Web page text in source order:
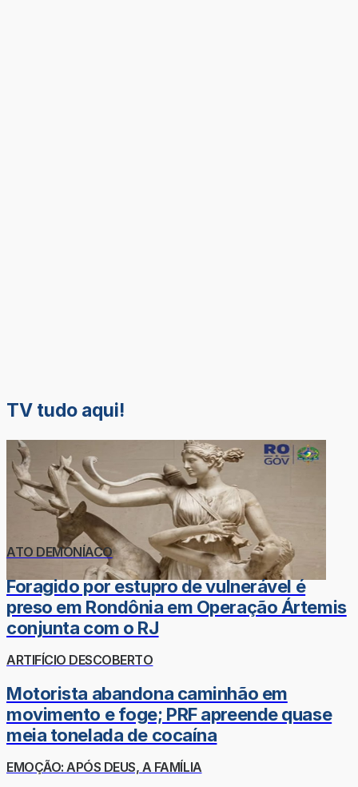
TV tudo aqui!
ATO DEMONÍACO
Foragido por estupro de vulnerável é
preso em Rondônia em Operação Ártemis
conjunta com o RJ
ARTIFÍCIO DESCOBERTO
Motorista abandona caminhão em
movimento e foge; PRF apreende quase
meia tonelada de cocaína
EMOÇÃO: APÓS DEUS, A FAMÍLIA